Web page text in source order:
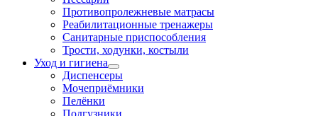
Противопролежневые матрасы
Реабилитационные тренажеры
Санитарные приспособления
Трости, ходунки, костыли
Уход и гигиена
Диспенсеры
Мочеприёмники
Пелёнки
Подгузники